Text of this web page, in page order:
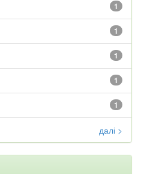
1
1
1
1
1
далі >